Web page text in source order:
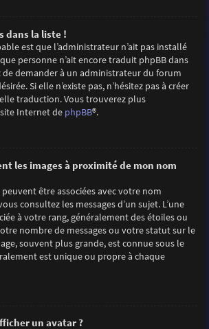
dans la liste !
est que l’administrateur n’ait pas installé
personne n’ait encore traduit phpBB dans
de demander à un administrateur du forum
Si elle n’existe pas, n’hésitez pas à créer
traduction. Vous trouverez plus
Internet de phpBB®.
les images à proximité de mon nom
être associées avec votre nom
consultez les messages d’un sujet. L’une
à votre rang, généralement des étoiles ou
nombre de messages ou votre statut sur le
souvent plus grande, est connue sous le
est unique ou propre à chaque
un avatar ?